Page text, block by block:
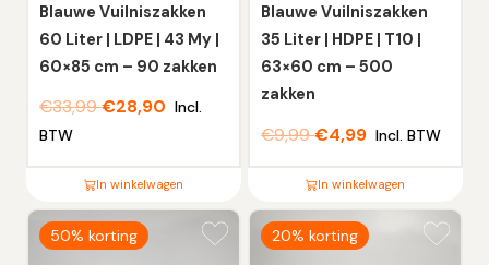
worden
op
de
worden
op
de
productpagina
Blauwe Vuilniszakken
60 Liter | LDPE | 43 My |
60×85 cm – 90 zakken
€33,99€28,90 Incl.
BTW
In winkelwagen
Dit
product
Blauwe Vuilniszakken
35 Liter | HDPE | T10 |
63×60 cm – 500
zakken
€9,99€4,99 Incl. BTW
In winkelwagen
Dit
product
50% korting 20% korting